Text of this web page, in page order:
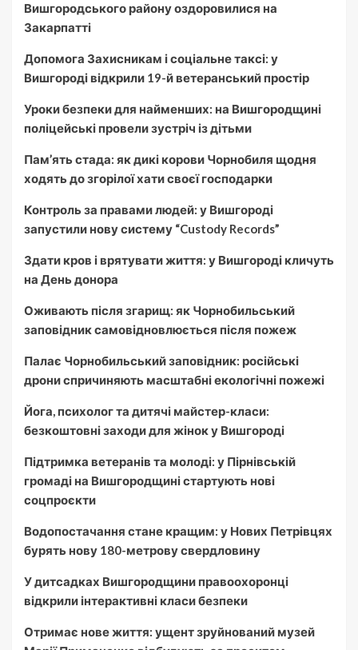
Вишгородського району оздоровилися на
Закарпатті
Допомога Захисникам і соціальне таксі: у
Вишгороді відкрили 19-й ветеранський простір
Уроки безпеки для найменших: на Вишгородщині
поліцейські провели зустріч із дітьми
Пам’ять стада: як дикі корови Чорнобиля щодня
ходять до згорілої хати своєї господарки
Контроль за правами людей: у Вишгороді
запустили нову систему “Custody Records”
Здати кров і врятувати життя: у Вишгороді кличуть
на День донора
Оживають після згарищ: як Чорнобильський
заповідник самовідновлюється після пожеж
Палає Чорнобильський заповідник: російські
дрони спричиняють масштабні екологічні пожежі
Йога, психолог та дитячі майстер-класи:
безкоштовні заходи для жінок у Вишгороді
Підтримка ветеранів та молоді: у Пірнівській
громаді на Вишгородщині стартують нові
соцпроєкти
Водопостачання стане кращим: у Нових Петрівцях
бурять нову 180-метрову свердловину
У дитсадках Вишгородщини правоохоронці
відкрили інтерактивні класи безпеки
Отримає нове життя: ущент зруйнований музей